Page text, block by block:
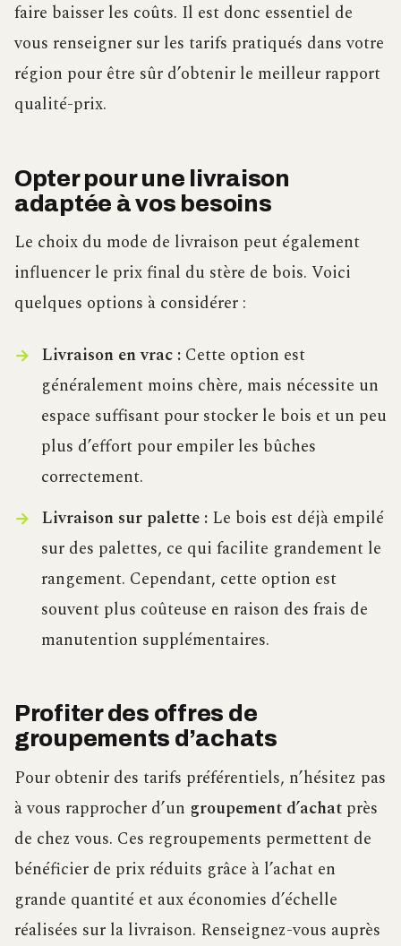
faire baisser les coûts. Il est donc essentiel de
vous renseigner sur les tarifs pratiqués dans votre
région pour être sûr d’obtenir le meilleur rapport
qualité-prix.
Opter pour une livraison
adaptée à vos besoins
Le choix du mode de livraison peut également
influencer le prix final du stère de bois. Voici
quelques options à considérer :
Livraison en vrac :Cette option est
généralement moins chère, mais nécessite un
espace suffisant pour stocker le bois et un peu
plus d’effort pour empiler les bûches
correctement.
Livraison sur palette :Le bois est déjà empilé
sur des palettes, ce qui facilite grandement le
rangement. Cependant, cette option est
souvent plus coûteuse en raison des frais de
manutention supplémentaires.
Profiter des offres de
groupements d’achats
Pour obtenir des tarifs préférentiels, n’hésitez pas
à vous rapprocher d’un groupement d’achat près
de chez vous. Ces regroupements permettent de
bénéficier de prix réduits grâce à l’achat en
grande quantité et aux économies d’échelle
réalisées sur la livraison. Renseignez-vous auprès